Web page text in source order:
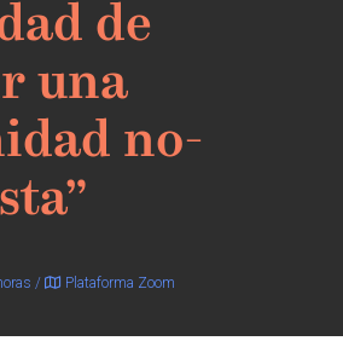
de
una
no-
/ Plataforma Zoom